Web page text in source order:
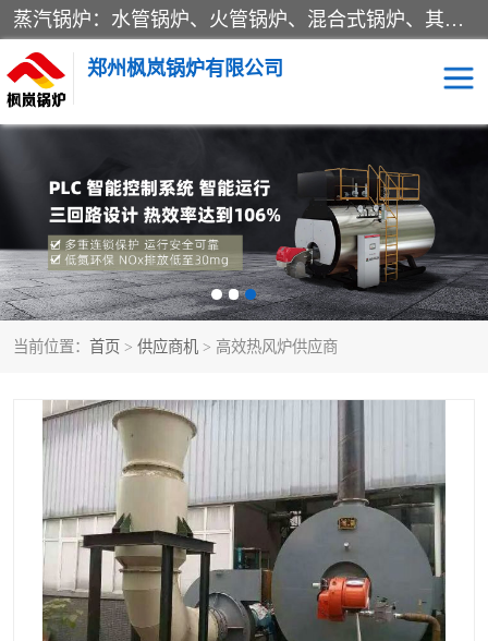
蒸汽锅炉：水管锅炉、火管锅炉、混合式锅炉、其他蒸汽锅炉； 热水锅炉：家用型集中供暖用热水锅炉、其他热水锅炉； 有机热载体锅炉； 船用蒸汽锅炉； （锅炉用辅助设备及装置）蒸汽冷凝器：表面冷凝器、混合式冷凝器、空冷式冷凝器、其他蒸汽冷凝器； 锅炉用辅助设备：节热器、蒸汽收集器、蓄能器、烟垢清除器、气体回收器、泥渣刮除器、空气预热器、其他锅炉用辅助设备；
郑州枫岚锅炉有限公司
当前位置： 首页 > 供应商机 > 高效热风炉供应商